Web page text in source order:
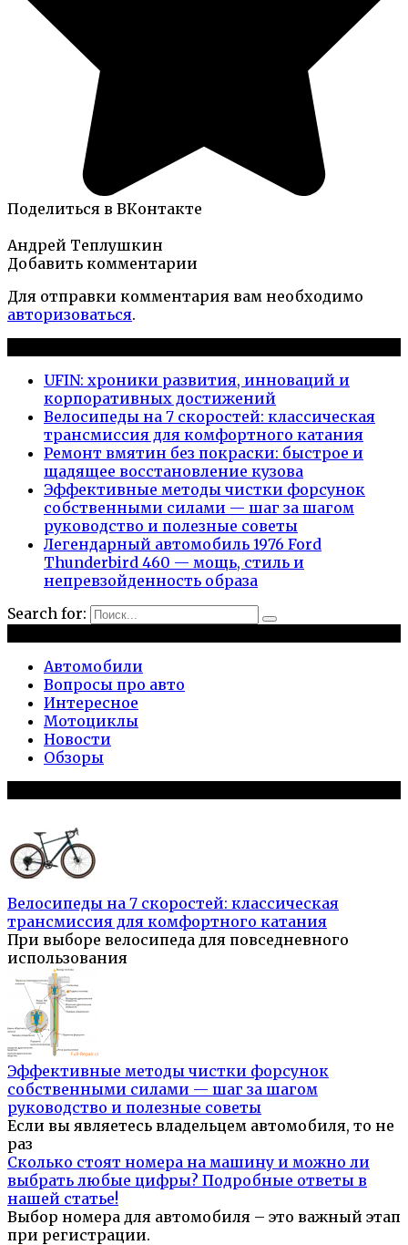
Поделиться в ВКонтакте
Андрей Теплушкин
Добавить комментарии
Для отправки комментария вам необходимо
авторизоваться.
UFIN: хроники развития, инноваций и
корпоративных достижений
Велосипеды на 7 скоростей: классическая
трансмиссия для комфортного катания
Ремонт вмятин без покраски: быстрое и
щадящее восстановление кузова
Эффективные методы чистки форсунок
собственными силами — шаг за шагом
руководство и полезные советы
Легендарный автомобиль 1976 Ford
Thunderbird 460 — мощь, стиль и
непревзойденность образа
Search for:
Автомобили
Вопросы про авто
Интересное
Мотоциклы
Новости
Обзоры
Велосипеды на 7 скоростей: классическая
трансмиссия для комфортного катания
При выборе велосипеда для повседневного
использования
Эффективные методы чистки форсунок
собственными силами — шаг за шагом
руководство и полезные советы
Если вы являетесь владельцем автомобиля, то не
раз
Сколько стоят номера на машину и можно ли
выбрать любые цифры? Подробные ответы в
нашей статье!
Выбор номера для автомобиля – это важный этап
при регистрации.